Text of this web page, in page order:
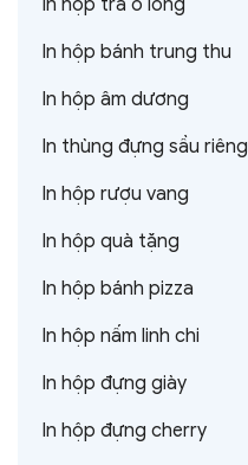
In hộp trà ô long
In hộp bánh trung thu
In hộp âm dương
In thùng đựng sầu riêng
In hộp rượu vang
In hộp quà tặng
In hộp bánh pizza
In hộp nấm linh chi
In hộp đựng giày
In hộp đựng cherry